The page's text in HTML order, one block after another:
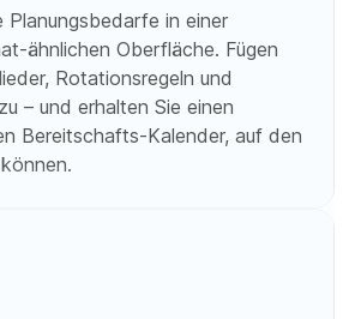
Planungsbedarfe in einer
ähnlichen Oberfläche. Fügen
Rotationsregeln und
– und erhalten Sie einen
Bereitschafts-Kalender, auf den